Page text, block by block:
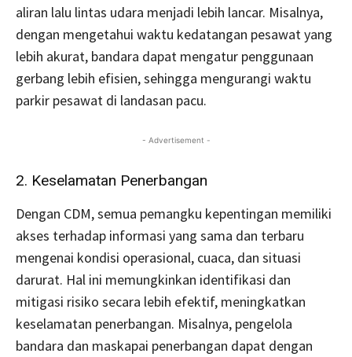
aliran lalu lintas udara menjadi lebih lancar. Misalnya,
dengan mengetahui waktu kedatangan pesawat yang
lebih akurat, bandara dapat mengatur penggunaan
gerbang lebih efisien, sehingga mengurangi waktu
parkir pesawat di landasan pacu.
- Advertisement -
2. Keselamatan Penerbangan
Dengan CDM, semua pemangku kepentingan memiliki
akses terhadap informasi yang sama dan terbaru
mengenai kondisi operasional, cuaca, dan situasi
darurat. Hal ini memungkinkan identifikasi dan
mitigasi risiko secara lebih efektif, meningkatkan
keselamatan penerbangan. Misalnya, pengelola
bandara dan maskapai penerbangan dapat dengan